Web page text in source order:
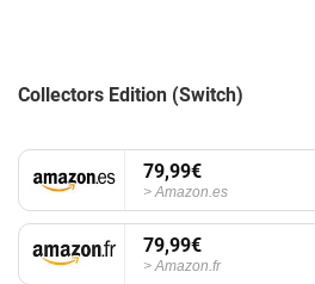
Collectors Edition (Switch)
79,99€
Amazon.es
79,99€
Amazon.fr